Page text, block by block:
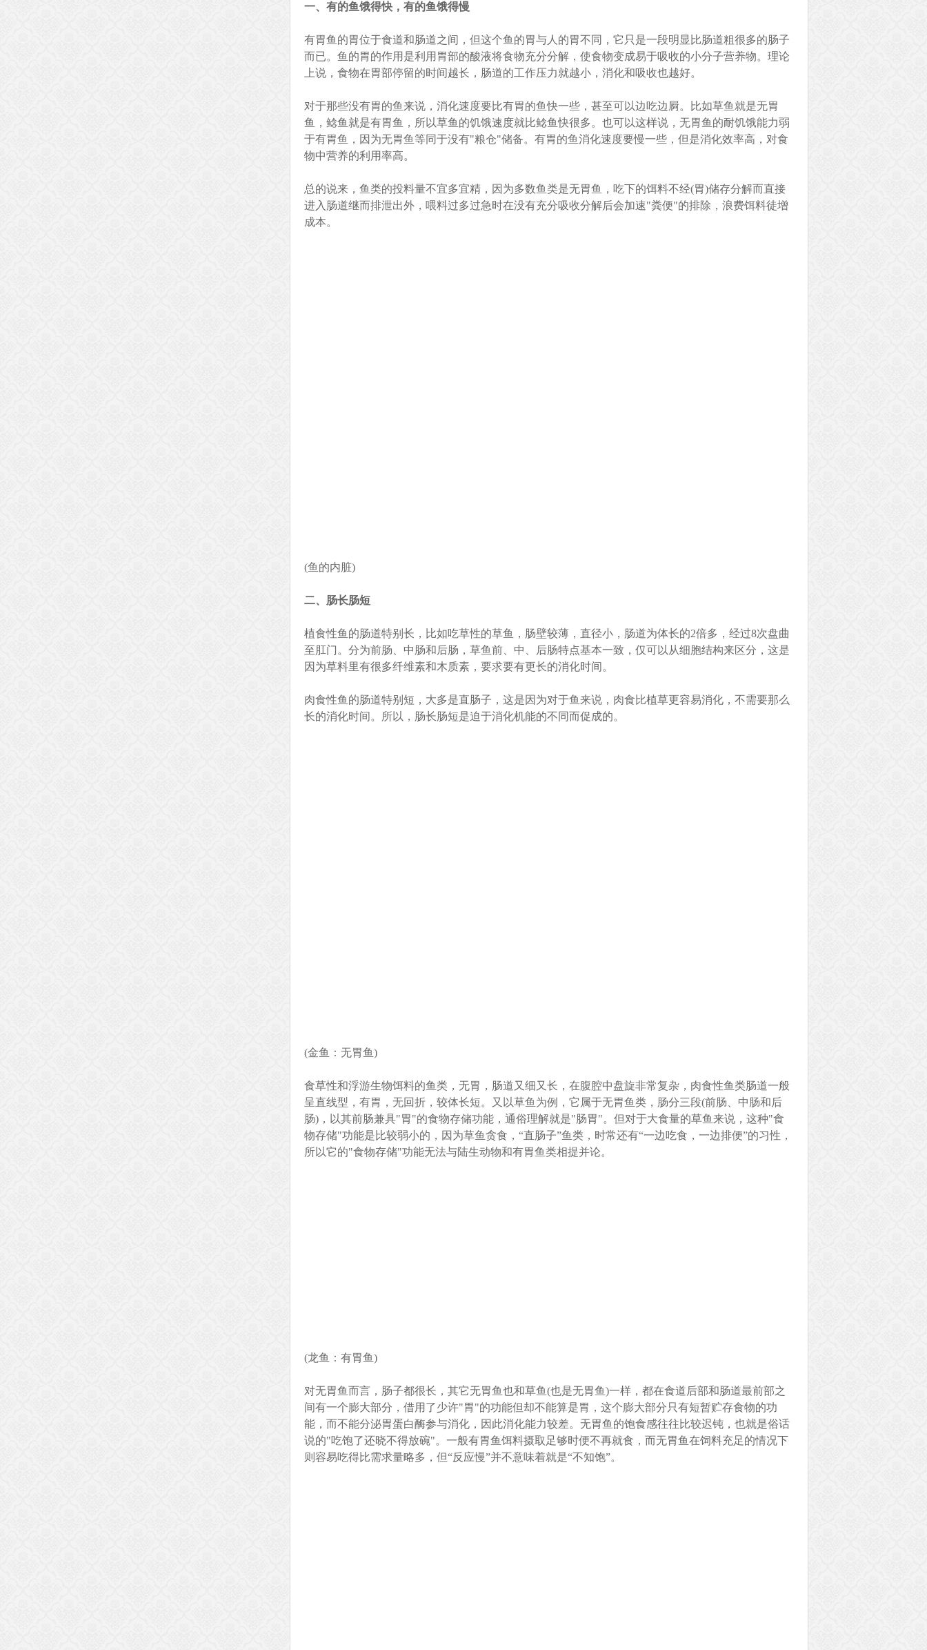
一、有的鱼饿得快，有的鱼饿得慢
有胃鱼的胃位于食道和肠道之间，但这个鱼的胃与人的胃不同，它只是一段明显比肠道粗很多的肠子
而已。鱼的胃的作用是利用胃部的酸液将食物充分分解，使食物变成易于吸收的小分子营养物。理论
上说，食物在胃部停留的时间越长，肠道的工作压力就越小，消化和吸收也越好。
对于那些没有胃的鱼来说，消化速度要比有胃的鱼快一些，甚至可以边吃边屙。比如草鱼就是无胃
鱼，鲶鱼就是有胃鱼，所以草鱼的饥饿速度就比鲶鱼快很多。也可以这样说，无胃鱼的耐饥饿能力弱
于有胃鱼，因为无胃鱼等同于没有"粮仓"储备。有胃的鱼消化速度要慢一些，但是消化效率高，对食
物中营养的利用率高。
总的说来，鱼类的投料量不宜多宜精，因为多数鱼类是无胃鱼，吃下的饵料不经(胃)储存分解而直接
进入肠道继而排泄出外，喂料过多过急时在没有充分吸收分解后会加速"粪便"的排除，浪费饵料徒增
成本。
(鱼的内脏)
二、肠长肠短
植食性鱼的肠道特别长，比如吃草性的草鱼，肠壁较薄，直径小，肠道为体长的2倍多，经过8次盘曲
至肛门。分为前肠、中肠和后肠，草鱼前、中、后肠特点基本一致，仅可以从细胞结构来区分，这是
因为草料里有很多纤维素和木质素，要求要有更长的消化时间。
肉食性鱼的肠道特别短，大多是直肠子，这是因为对于鱼来说，肉食比植草更容易消化，不需要那么
长的消化时间。所以，肠长肠短是迫于消化机能的不同而促成的。
(金鱼：无胃鱼)
食草性和浮游生物饵料的鱼类，无胃，肠道又细又长，在腹腔中盘旋非常复杂，肉食性鱼类肠道一般
呈直线型，有胃，无回折，较体长短。又以草鱼为例，它属于无胃鱼类，肠分三段(前肠、中肠和后
肠)，以其前肠兼具"胃"的食物存储功能，通俗理解就是"肠胃"。但对于大食量的草鱼来说，这种"食
物存储"功能是比较弱小的，因为草鱼贪食，“直肠子”鱼类，时常还有“一边吃食，一边排便”的习性，
所以它的"食物存储"功能无法与陆生动物和有胃鱼类相提并论。
(龙鱼：有胃鱼)
对无胃鱼而言，肠子都很长，其它无胃鱼也和草鱼(也是无胃鱼)一样，都在食道后部和肠道最前部之
间有一个膨大部分，借用了少许"胃"的功能但却不能算是胃，这个膨大部分只有短暂贮存食物的功
能，而不能分泌胃蛋白酶参与消化，因此消化能力较差。无胃鱼的饱食感往往比较迟钝，也就是俗话
说的"吃饱了还晓不得放碗"。一般有胃鱼饵料摄取足够时便不再就食，而无胃鱼在饲料充足的情况下
则容易吃得比需求量略多，但“反应慢”并不意味着就是“不知饱”。